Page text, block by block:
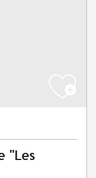
"Les